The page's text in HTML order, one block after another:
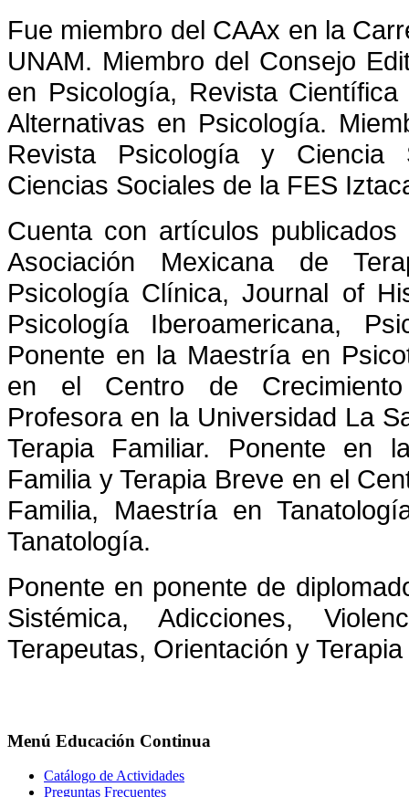
Fue miembro del CAAx en la
UNAM. Miembro del Consejo
en Psicología, Revista
Alternativas en Psicología.
Revista Psicología y Ciencia
Ciencias Sociales de la FES
Cuenta con artículos
Asociación Mexicana de
Psicología Clínica, Journal of
Psicología Iberoamericana,
Ponente en la Maestría en
en el Centro de
Profesora en la Universidad La
Terapia Familiar. Ponente en
Familia y Terapia Breve en el
Familia, Maestría en
Tanatología.
Ponente en ponente de
Sistémica, Adicciones,
Terapeutas, Orientación y
Menú Educación Continua
Catálogo de Actividades
Preguntas Frecuentes